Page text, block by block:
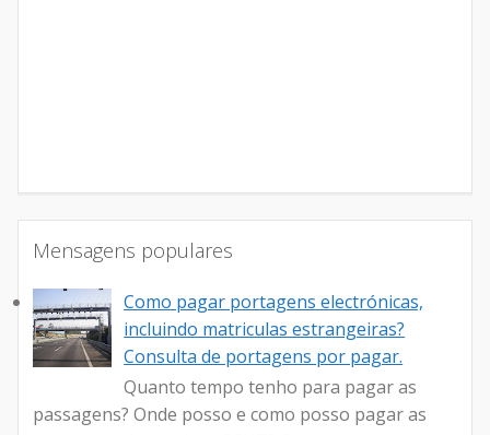
Mensagens populares
Como pagar portagens electrónicas,
incluindo matriculas estrangeiras?
Consulta de portagens por pagar.
Quanto tempo tenho para pagar as
passagens? Onde posso e como posso pagar as